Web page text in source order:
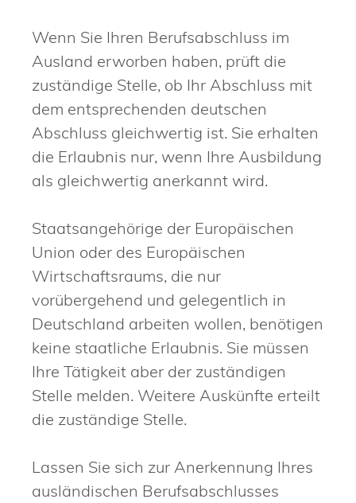
Wenn Sie Ihren Berufsabschluss im
Ausland erworben haben, prüft die
zuständige Stelle, ob Ihr Abschluss mit
dem entsprechenden deutschen
Abschluss gleichwertig ist. Sie erhalten
die Erlaubnis nur, wenn Ihre Ausbildung
als gleichwertig anerkannt wird.
Staatsangehörige der Europäischen
Union oder des Europäischen
Wirtschaftsraums, die nur
vorübergehend und gelegentlich in
Deutschland arbeiten wollen, benötigen
keine staatliche Erlaubnis. Sie müssen
Ihre Tätigkeit aber der zuständigen
Stelle melden. Weitere Auskünfte erteilt
die zuständige Stelle.
Lassen Sie sich zur Anerkennung Ihres
ausländischen Berufsabschlusses